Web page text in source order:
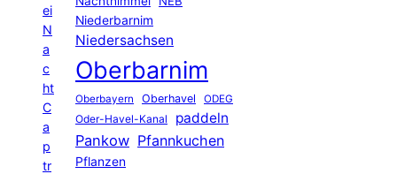
ei
N
a
c
ht
C
a
p
tr
Niederbarnim
Niedersachsen
Oberbarnim
Oberbayern Oberhavel ODEG
Oder-Havel-Kanal paddeln
Pankow Pfannkuchen
Pflanzen